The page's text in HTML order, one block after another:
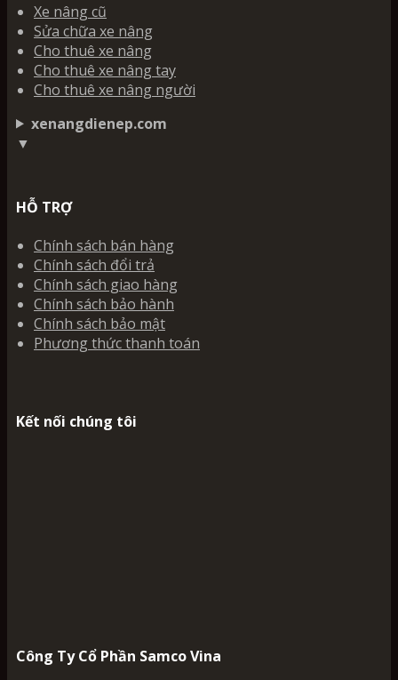
Xe nâng cũ
Sửa chữa xe nâng
Cho thuê xe nâng
Cho thuê xe nâng tay
Cho thuê xe nâng người
xenangdienep.com
▼
HỖ TRỢ
Chính sách bán hàng
Chính sách đổi trả
Chính sách giao hàng
Chính sách bảo hành
Chính sách bảo mật
Phương thức thanh toán
Kết nối chúng tôi
Công Ty Cổ Phần Samco Vina